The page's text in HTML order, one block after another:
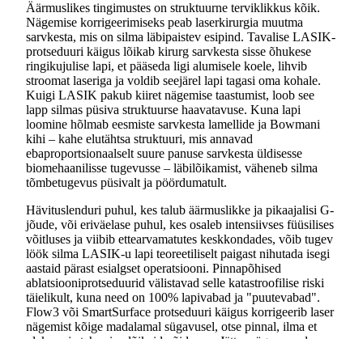
Äärmuslikes tingimustes on struktuurne terviklikkus kõik.
Nägemise korrigeerimiseks peab laserkirurgia muutma
sarvkesta, mis on silma läbipaistev esipind. Tavalise LASIK-
protseduuri käigus lõikab kirurg sarvkesta sisse õhukese
ringikujulise lapi, et pääseda ligi alumisele koele, lihvib
stroomat laseriga ja voldib seejärel lapi tagasi oma kohale.
Kuigi LASIK pakub kiiret nägemise taastumist, loob see
lapp silmas püsiva struktuurse haavatavuse. Kuna lapi
loomine hõlmab eesmiste sarvkesta lamellide ja Bowmani
kihi – kahe elutähtsa struktuuri, mis annavad
ebaproportsionaalselt suure panuse sarvkesta üldisesse
biomehaanilisse tugevusse – läbilõikamist, väheneb silma
tõmbetugevus püsivalt ja pöördumatult.
Hävituslenduri puhul, kes talub äärmuslikke ja pikaajalisi G-
jõude, või eriväelase puhul, kes osaleb intensiivses füüsilises
võitluses ja viibib ettearvamatutes keskkondades, võib tugev
löök silma LASIK-u lapi teoreetiliselt paigast nihutada isegi
aastaid pärast esialgset operatsiooni. Pinnapõhised
ablatsiooniprotseduurid välistavad selle katastroofilise riski
täielikult, kuna need on 100% lapivabad ja "puutevabad".
Flow3 või SmartSurface protseduuri käigus korrigeerib laser
nägemist kõige madalamal sügavusel, otse pinnal, ilma et